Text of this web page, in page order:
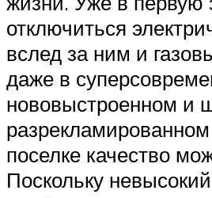
отключиться
вслед за ним и
даже в
нововыстроенном и
поселке качество
Поскольку